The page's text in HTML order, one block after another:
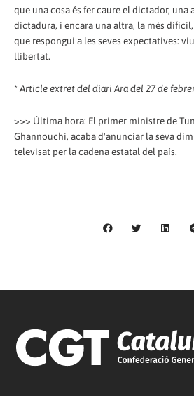
que una cosa és fer caure el dictador, una
dictadura, i encara una altra, la més
que respongui a les seves expectatives:
llibertat.
*Article extret del diari Ara del 27 de
>>> Última hora: El primer ministre de
Ghannouchi, acaba d'anunciar la seva
televisat per la cadena estatal del país.